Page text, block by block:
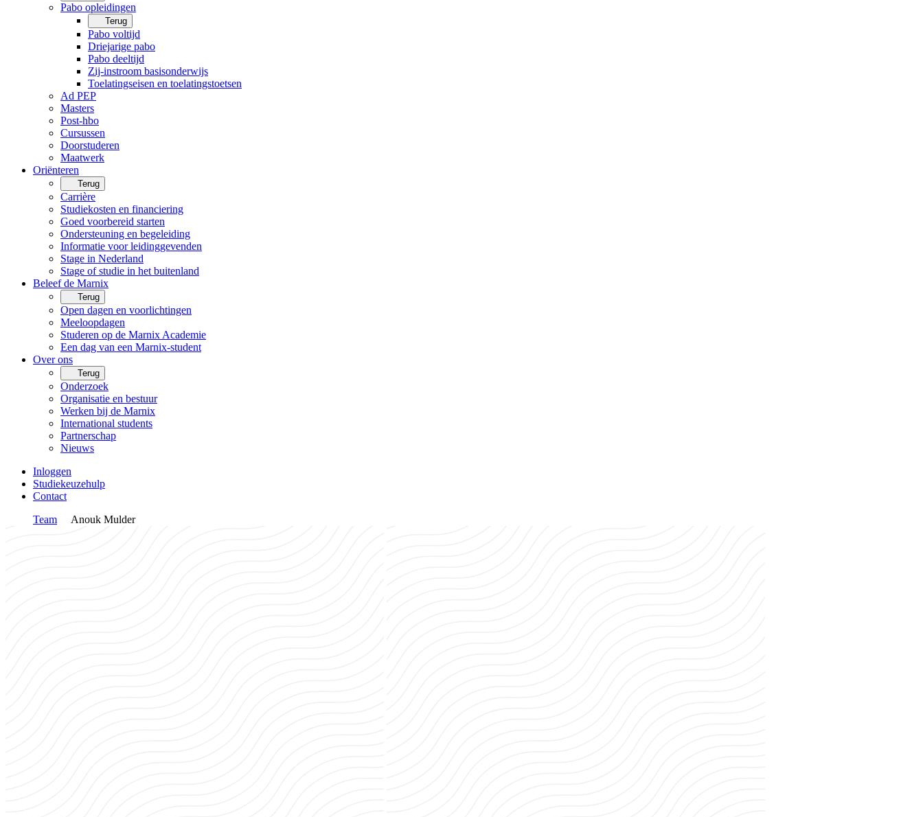
Pabo opleidingen
Terug
Pabo voltijd
Driejarige pabo
Pabo deeltijd
Zij-instroom basisonderwijs
Toelatingseisen en toelatingstoetsen
Ad PEP
Masters
Post-hbo
Cursussen
Doorstuderen
Maatwerk
Oriënteren
Terug
Carrière
Studiekosten en financiering
Goed voorbereid starten
Ondersteuning en begeleiding
Informatie voor leidinggevenden
Stage in Nederland
Stage of studie in het buitenland
Beleef de Marnix
Terug
Open dagen en voorlichtingen
Meeloopdagen
Studeren op de Marnix Academie
Een dag van een Marnix-student
Over ons
Terug
Onderzoek
Organisatie en bestuur
Werken bij de Marnix
International students
Partnerschap
Nieuws
Inloggen
Studiekeuzehulp
Contact
Team
Anouk Mulder